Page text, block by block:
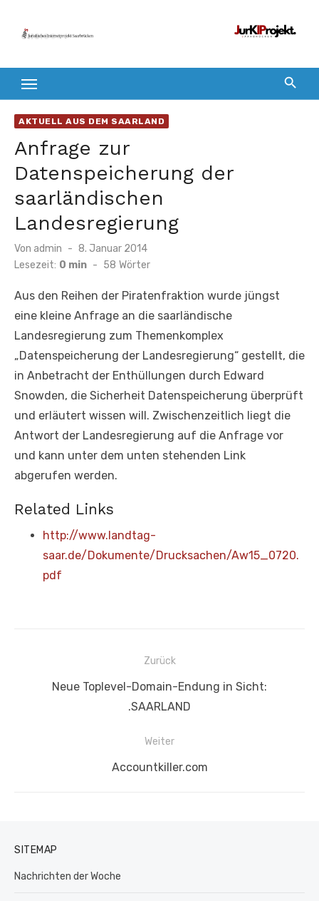
Inhalt
AKTUELL AUS DEM SAARLAND
Anfrage zur
Datenspeicherung der
saarländischen
Landesregierung
Von admin
Veröffentlicht
am
8. Januar 2014
Lesezeit: 0 min - 58 Wörter
Aus den Reihen der Piratenfraktion wurde jüngst
eine kleine Anfrage an die saarländische
Landesregierung zum Themenkomplex
„Datenspeicherung der Landesregierung“ gestellt, die
in Anbetracht der Enthüllungen durch Edward
Snowden, die Sicherheit Datenspeicherung überprüft
und erläutert wissen will. Zwischenzeitlich liegt die
Antwort der Landesregierung auf die Anfrage vor
und kann unter dem unten stehenden Link
abgerufen werden.
Related Links
http://www.landtag-
saar.de/Dokumente/Drucksachen/Aw15_0720.
pdf
Beitragsnavigation
Zurück
VorherigerNeue Toplevel-Domain-Endung in Sicht:
.SAARLAND
Weiter
Nächster
Accountkiller.com
SITEMAP
Nachrichten der Woche